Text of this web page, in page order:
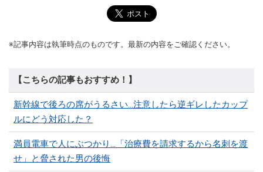
※記事内容は執筆時点のものです。最新の内容をご確認ください。
【こちらの記事もおすすめ！】
新幹線で後ろの席がうるさい…注意したら逆ギレしたカップ
ルにどう対応した？
満員電車で人にぶつかり…「治療費を請求するから名刺を渡
せ」と脅された男の後悔